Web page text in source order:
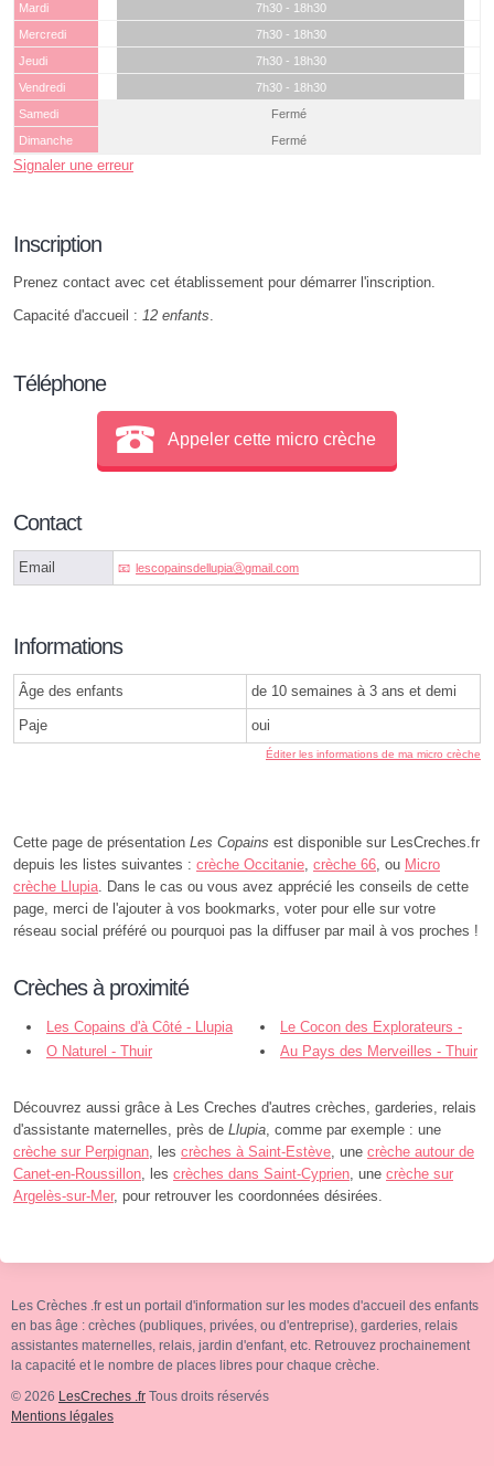
Mardi
7h30 - 18h30
Mercredi
7h30 - 18h30
Jeudi
7h30 - 18h30
Vendredi
7h30 - 18h30
Samedi
Fermé
Dimanche
Fermé
Signaler une erreur
Inscription
Prenez contact avec cet établissement pour démarrer l'inscription.
Capacité d'accueil : 12 enfants.
Téléphone
Appeler cette micro crèche
Contact
Email lescopainsdellupiaⓐgmail.com
Informations
Âge des enfants de 10 semaines à 3 ans et demi
Paje oui
Éditer les informations de ma micro crèche
Cette page de présentation Les Copains est disponible sur LesCreches.fr
depuis les listes suivantes : crèche Occitanie, crèche 66, ou Micro
crèche Llupia. Dans le cas ou vous avez apprécié les conseils de cette
page, merci de l'ajouter à vos bookmarks, voter pour elle sur votre
réseau social préféré ou pourquoi pas la diffuser par mail à vos proches !
Crèches à proximité
Les Copains d'à Côté - Llupia
Le Cocon des Explorateurs -
Trouillas
O Naturel - Thuir Au Pays des Merveilles - Thuir
Découvrez aussi grâce à Les Creches d'autres crèches, garderies, relais
d'assistante maternelles, près de Llupia, comme par exemple : une
crèche sur Perpignan, les crèches à Saint-Estève, une crèche autour de
Canet-en-Roussillon, les crèches dans Saint-Cyprien, une crèche sur
Argelès-sur-Mer, pour retrouver les coordonnées désirées.
Les Crèches .fr est un portail d'information sur les modes d'accueil des enfants
en bas âge : crèches (publiques, privées, ou d'entreprise), garderies, relais
assistantes maternelles, relais, jardin d'enfant, etc. Retrouvez prochainement
la capacité et le nombre de places libres pour chaque crèche.
© 2026 LesCreches .fr Tous droits réservés
Mentions légales